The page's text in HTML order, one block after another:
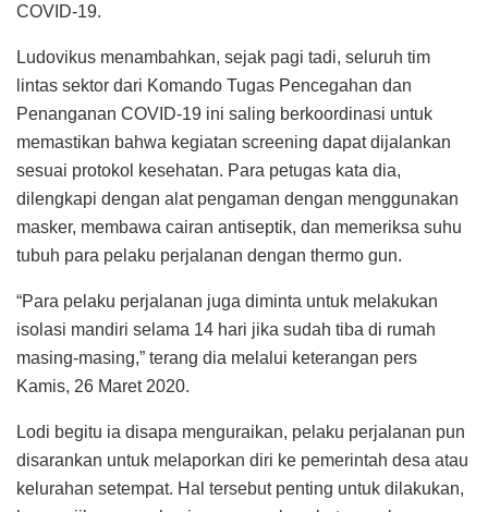
COVID-19.
Ludovikus menambahkan, sejak pagi tadi, seluruh tim
lintas sektor dari Komando Tugas Pencegahan dan
Penanganan COVID-19 ini saling berkoordinasi untuk
memastikan bahwa kegiatan screening dapat dijalankan
sesuai protokol kesehatan. Para petugas kata dia,
dilengkapi dengan alat pengaman dengan menggunakan
masker, membawa cairan antiseptik, dan memeriksa suhu
tubuh para pelaku perjalanan dengan thermo gun.
“Para pelaku perjalanan juga diminta untuk melakukan
isolasi mandiri selama 14 hari jika sudah tiba di rumah
masing-masing,” terang dia melalui keterangan pers
Kamis, 26 Maret 2020.
Lodi begitu ia disapa menguraikan, pelaku perjalanan pun
disarankan untuk melaporkan diri ke pemerintah desa atau
kelurahan setempat. Hal tersebut penting untuk dilakukan,